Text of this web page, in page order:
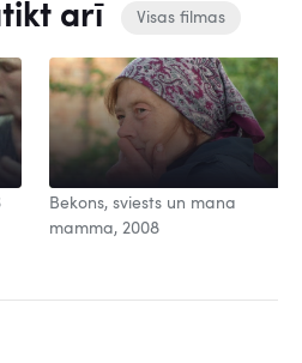
arī Visas filmas
Bekons, sviests un mana
mamma, 2008